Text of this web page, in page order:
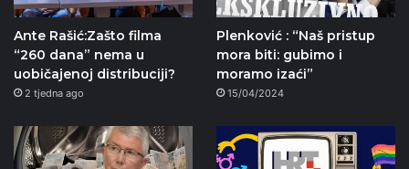
Ante Rašić:Zašto filma
“260 dana” nema u
uobičajenoj distribuciji?
2 tjedna ago
Plenković : “Naš pristup
mora biti: gubimo i
moramo izaći”
15/04/2024